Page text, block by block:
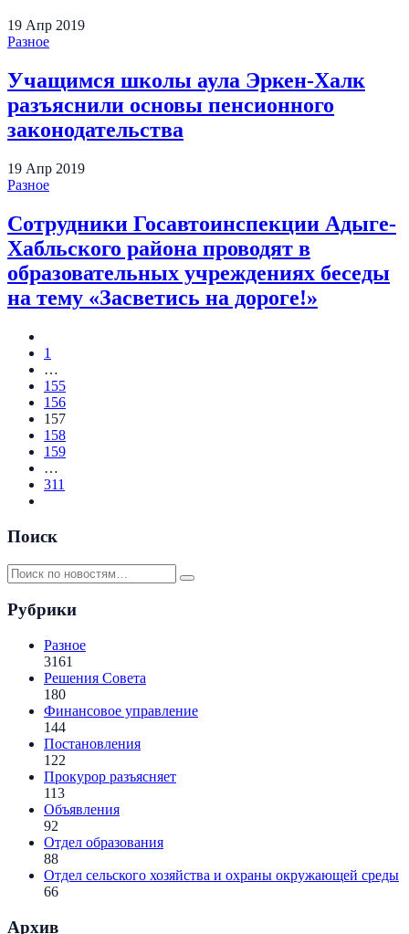
19 Апр 2019
Разное
Учащимся школы аула Эркен-Халк
разъяснили основы пенсионного
законодательства
19 Апр 2019
Разное
Сотрудники Госавтоинспекции Адыге-
Хабльского района проводят в
образовательных учреждениях беседы
на тему «Засветись на дороге!»
1
…
155
156
157
158
159
…
311
Поиск
Рубрики
Разное
3161
Решения Совета
180
Финансовое управление
144
Постановления
122
Прокурор разъясняет
113
Объявления
92
Отдел образования
88
Отдел сельского хозяйства и охраны окружающей среды
66
Архив